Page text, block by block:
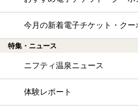
今月の新着電子チケット・クー
特集・ニュース
ニフティ温泉ニュース
体験レポート